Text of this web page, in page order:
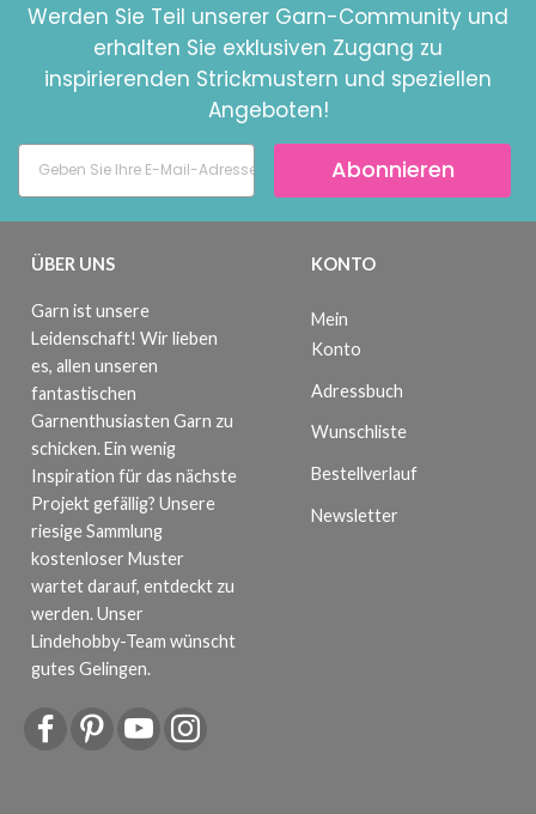
Werden Sie Teil unserer Garn-Community und
erhalten Sie exklusiven Zugang zu
inspirierenden Strickmustern und speziellen
Angeboten!
Abonnieren
ÜBER UNS
Garn ist unsere
Leidenschaft! Wir lieben
es, allen unseren
fantastischen
Garnenthusiasten Garn zu
schicken. Ein wenig
Inspiration für das nächste
Projekt gefällig? Unsere
riesige Sammlung
kostenloser Muster
wartet darauf, entdeckt zu
werden. Unser
Lindehobby-Team wünscht
gutes Gelingen.
KONTO
Mein
Konto
Adressbuch
Wunschliste
Bestellverlauf
Newsletter